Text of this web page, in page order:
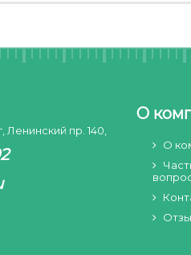
Ленинский пр. 140,
О
О